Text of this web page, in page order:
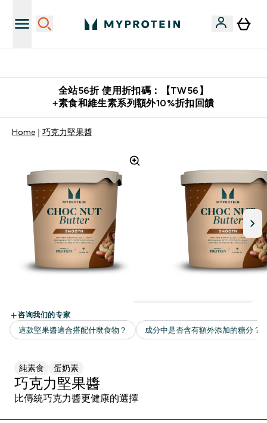
全站56折 使用折扣碼：【TW56】
+素食和維生素系列額外10%折扣回饋
Home 巧克力堅果醬
純素食 蛋奶素
巧克力堅果醬
比傳統巧克力醬更健康的選擇